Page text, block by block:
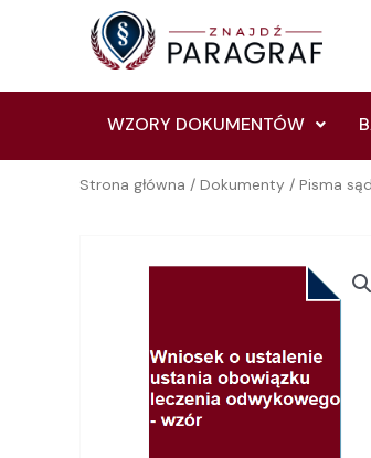
WZORY DOKUMENTÓW
Strona główna / Dokumenty / Pisma